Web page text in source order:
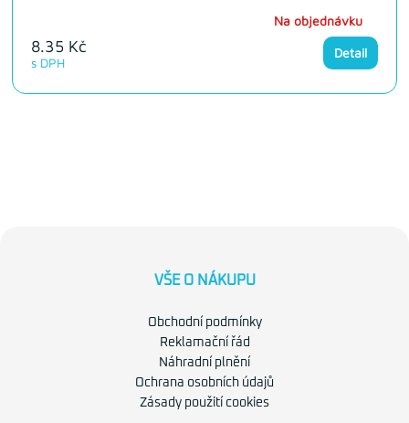
8.35 Kč
s DPH
Na objednávku
Detail
VŠE O NÁKUPU
Obchodní podmínky
Reklamační řád
Náhradní plnění
Ochrana osobních údajů
Zásady použití cookies